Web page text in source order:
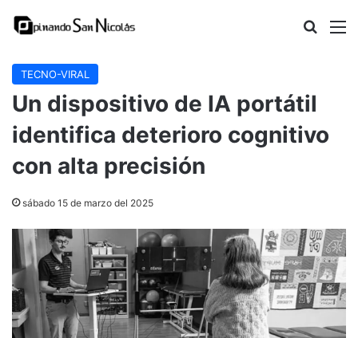
Buscar
TECNO-VIRAL
Un dispositivo de IA portátil
identifica deterioro cognitivo
con alta precisión
sábado 15 de marzo del 2025